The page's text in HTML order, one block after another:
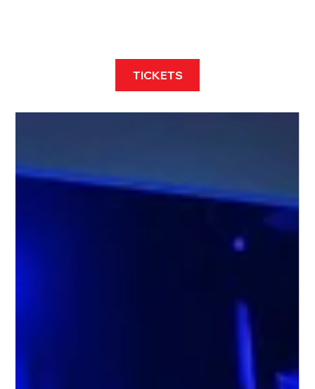
TICKETS